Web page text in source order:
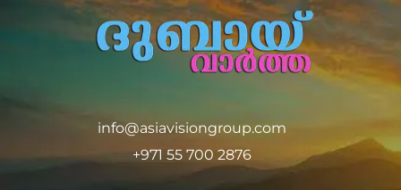
info@asiavisiongroup.com
+971 55 700 2876